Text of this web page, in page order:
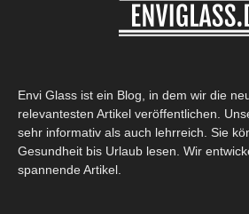
Envi Glass ist ein Blog, in dem wir die
relevantesten Artikel veröffentlichen.
sehr informativ als auch lehrreich. Sie
Gesundheit bis Urlaub lesen. Wir
spannende Artikel.